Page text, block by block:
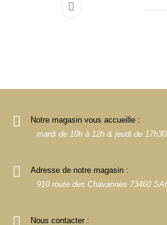
Notre magasin vous accueille :
mardi de 10h à 12h & jeudi de
Adresse de notre magasin :
910 route des Chavannes 73460
Nous contacter :